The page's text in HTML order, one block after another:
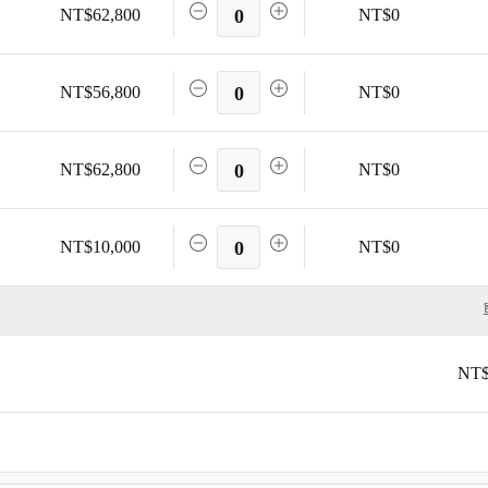
NT$62,800 0 NT$0
NT$56,800 0 NT$0
NT$62,800 0 NT$0
NT$10,000 0 NT$0